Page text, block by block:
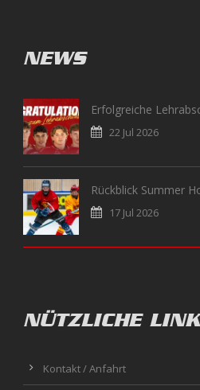
NEWS
Erfolgreiche
22 Jul 2026
Rückblick Summer
17 Jul 2026
NÜTZLICHE
Kontakt / Anfahrt